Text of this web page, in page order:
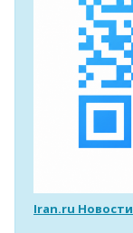
Iran.ru Новости